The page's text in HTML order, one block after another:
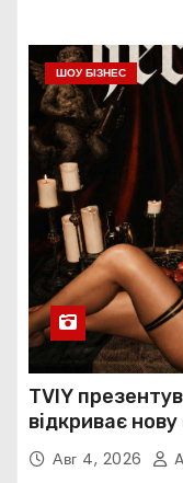
ШОУ БІЗНЕС
TVIY
відкриває нову
попуАвг 4, 2026